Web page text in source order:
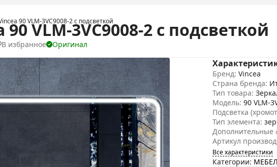
90 VLM-3VC9008-2 с подсветкой
VLM-3VC9008-2 с подсветкой
В избранное Оригинал
Бренд: Vincea
Страна бренда:
Тип товара:
Модель: 90 VLM-
Подсветка
Тип элемента:
Дополнительные
Артикул
Все характеристики
Категории: